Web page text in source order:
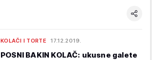
KOLAČI I TORTE 17.12.2019.
POSNI BAKIN KOLAČ: ukusne galete